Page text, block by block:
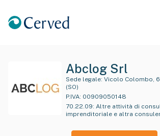
Abclog Srl
Sede legale:
(SO)
P.IVA: 00909050148
70.22.09: Altre attività di
imprenditoriale e altra